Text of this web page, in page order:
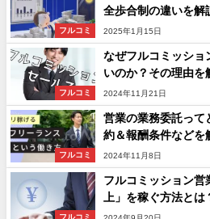
フルコミ
全歩合制の違いを解
2025年1月15日
フルコミ
なぜフルコミッショ
いのか？その理由を
2024年11月21日
フルコミ
営業の業務委託って
約＆報酬条件などを
2024年11月8日
フルコミ
フルコミッション営
上」を稼ぐ方法とは